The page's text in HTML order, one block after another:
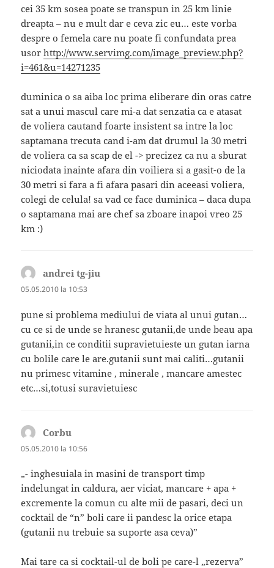
cei 35 km sosea poate se transpun in 25 km linie
dreapta – nu e mult dar e ceva zic eu… este vorba
despre o femela care nu poate fi confundata prea
usorhttp://www.servimg.com/image_preview.php?
i=461&u=14271235
duminica o sa aiba loc prima eliberare din oras catre
sat a unui mascul care mi-a dat senzatia ca e atasat
de voliera cautand foarte insistent sa intre la loc
saptamana trecuta cand i-am dat drumul la 30 metri
de voliera ca sa scap de el -> precizez ca nu a sburat
niciodata inainte afara din voiliera si a gasit-o de la
30 metri si fara a fi afara pasari din aceeasi voliera,
colegi de celula! sa vad ce face duminica – daca dupa
o saptamana mai are chef sa zboare inapoi vreo 25
km :)
andrei tg-jiu
05.05.2010 la 10:53
pune si problema mediului de viata al unui gutan…
cu ce si de unde se hranesc gutanii,de unde beau apa
gutanii,in ce conditii supravietuieste un gutan iarna
cu bolile care le are.gutanii sunt mai caliti…gutanii
nu primesc vitamine , minerale , mancare amestec
etc…si,totusi suravietuiesc
Corbu
05.05.2010 la 10:56
„- inghesuiala in masini de transport timp
indelungat in caldura, aer viciat, mancare + apa +
excremente la comun cu alte mii de pasari, deci un
cocktail de “n” boli care ii pandesc la orice etapa
(gutanii nu trebuie sa suporte asa ceva)”
Mai tare ca si cocktail-ul de boli pe care-l „rezerva”